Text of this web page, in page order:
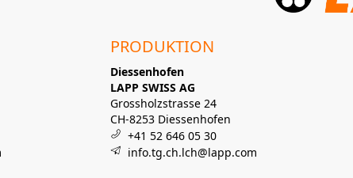
PRODUKTION
Diessenhofen
LAPP SWISS AG
Grossholzstrasse 24
CH-8253 Diessenhofen
+41 52 646 05 30
info.tg.ch.lch@lapp.com